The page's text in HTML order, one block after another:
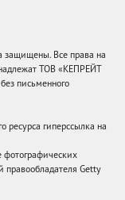
Все права на
ТОВ «КЕПРЕЙТ
письменного
ресурса гиперссылка на
фотографических
правообладателя Getty